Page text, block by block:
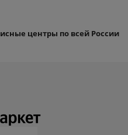
центры по всей России